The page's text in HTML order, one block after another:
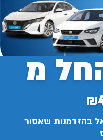
מ
בהזדמנות שאסור